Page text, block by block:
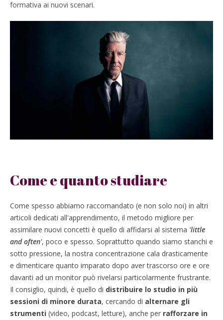
formativa ai nuovi scenari.
Come e quanto studiare
Come spesso abbiamo raccomandato (e non solo noi) in altri
articoli dedicati all'apprendimento, il metodo migliore per
assimilare nuovi concetti è quello di affidarsi al sistema 'little
and often', poco e spesso. Soprattutto quando siamo stanchi e
sotto pressione, la nostra concentrazione cala drasticamente
e dimenticare quanto imparato dopo aver trascorso ore e ore
davanti ad un monitor può rivelarsi particolarmente frustrante.
Il consiglio, quindi, è quello di distribuire lo studio in più
sessioni di minore durata, cercando di alternare gli
strumenti (video, podcast, letture), anche per rafforzare in